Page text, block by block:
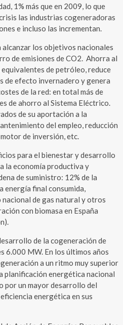
1% más que en 2009, lo que
las industrias cogeneradoras
e incluso las incrementan.
alcanzar los objetivos nacionales
de emisiones de CO2. Ahorra al
de petróleo, reduce
de efecto invernadero y genera
de la red: en total más de
de ahorro al Sistema Eléctrico.
de su aportación a la
del empleo, reducción
de inversión, etc.
para el bienestar y desarrollo
la economía productiva y
de suministro: 12% de la
energía final consumida,
de gas natural y otros
con biomasa en España
de la cogeneración de
6.000 MW. En los últimos años
a un ritmo muy superior
planificación energética nacional
por un mayor desarrollo del
energética en sus